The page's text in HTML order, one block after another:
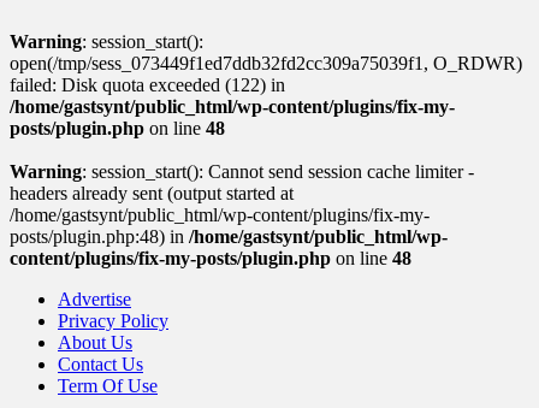
Warning: session_start():
open(/tmp/sess_073449f1ed7ddb32fd2cc309a75039f1, O_RDWR)
failed: Disk quota exceeded (122) in
/home/gastsynt/public_html/wp-content/plugins/fix-my-
posts/plugin.php on line 48
Warning: session_start(): Cannot send session cache limiter -
headers already sent (output started at
/home/gastsynt/public_html/wp-content/plugins/fix-my-
posts/plugin.php:48) in /home/gastsynt/public_html/wp-
content/plugins/fix-my-posts/plugin.php on line 48
Advertise
Privacy Policy
About Us
Contact Us
Term Of Use